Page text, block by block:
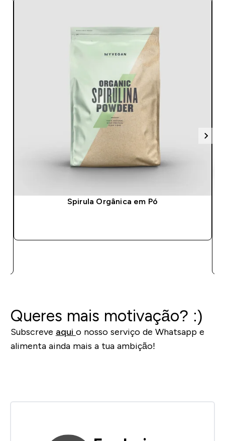
Spirula Orgânica em Pó
Queres mais motivação? :)
Subscreve aqui o nosso serviço de Whatsapp e
alimenta ainda mais a tua ambição!